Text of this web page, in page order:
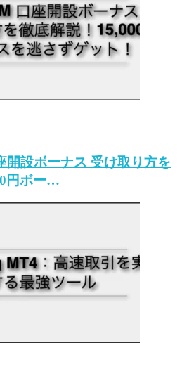
開設ボーナス 受け取り方を
円ボー…